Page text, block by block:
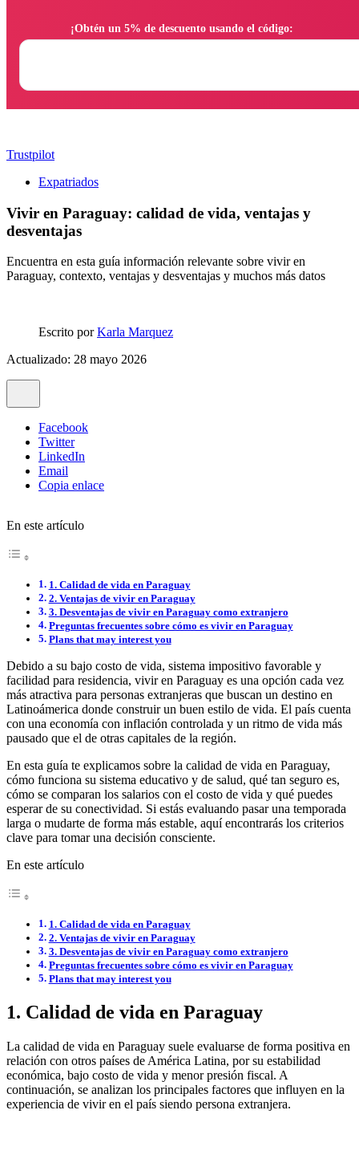
Trustpilot
Expatriados
Vivir en Paraguay: calidad de vida, ventajas y
desventajas
Encuentra en esta guía información relevante sobre vivir en
Paraguay, contexto, ventajas y desventajas y muchos más datos
Escrito porKarla Marquez
Actualizado: 28 mayo 2026
Facebook
Twitter
LinkedIn
Email
Copia enlace
En este artículo
1. Calidad de vida en Paraguay
2. Ventajas de vivir en Paraguay
3. Desventajas de vivir en Paraguay como extranjero
Preguntas frecuentes sobre cómo es vivir en Paraguay
Plans that may interest you
Debido a su bajo costo de vida, sistema impositivo favorable y
facilidad para residencia, vivir en Paraguay es una opción cada vez
más atractiva para personas extranjeras que buscan un destino en
Latinoámerica donde construir un buen estilo de vida. El país cuenta
con una economía con inflación controlada y un ritmo de vida más
pausado que el de otras capitales de la región.
En esta guía te explicamos sobre la calidad de vida en Paraguay,
cómo funciona su sistema educativo y de salud, qué tan seguro es,
cómo se comparan los salarios con el costo de vida y qué puedes
esperar de su conectividad. Si estás evaluando pasar una temporada
larga o mudarte de forma más estable, aquí encontrarás los criterios
clave para tomar una decisión consciente.
En este artículo
1. Calidad de vida en Paraguay
2. Ventajas de vivir en Paraguay
3. Desventajas de vivir en Paraguay como extranjero
Preguntas frecuentes sobre cómo es vivir en Paraguay
Plans that may interest you
1. Calidad de vida en Paraguay
La calidad de vida en Paraguay suele evaluarse de forma positiva en
relación con otros países de América Latina, por su estabilidad
económica, bajo costo de vida y menor presión fiscal. A
continuación, se analizan los principales factores que influyen en la
experiencia de vivir en el país siendo persona extranjera.